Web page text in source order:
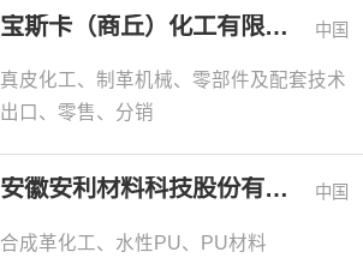
宝斯卡（商丘）化工有限公司 中国
真皮化工、制革机械、零部件及配套技术
出口、零售、分销
安徽安利材料科技股份有限公司 中国
合成革化工、水性PU、PU材料